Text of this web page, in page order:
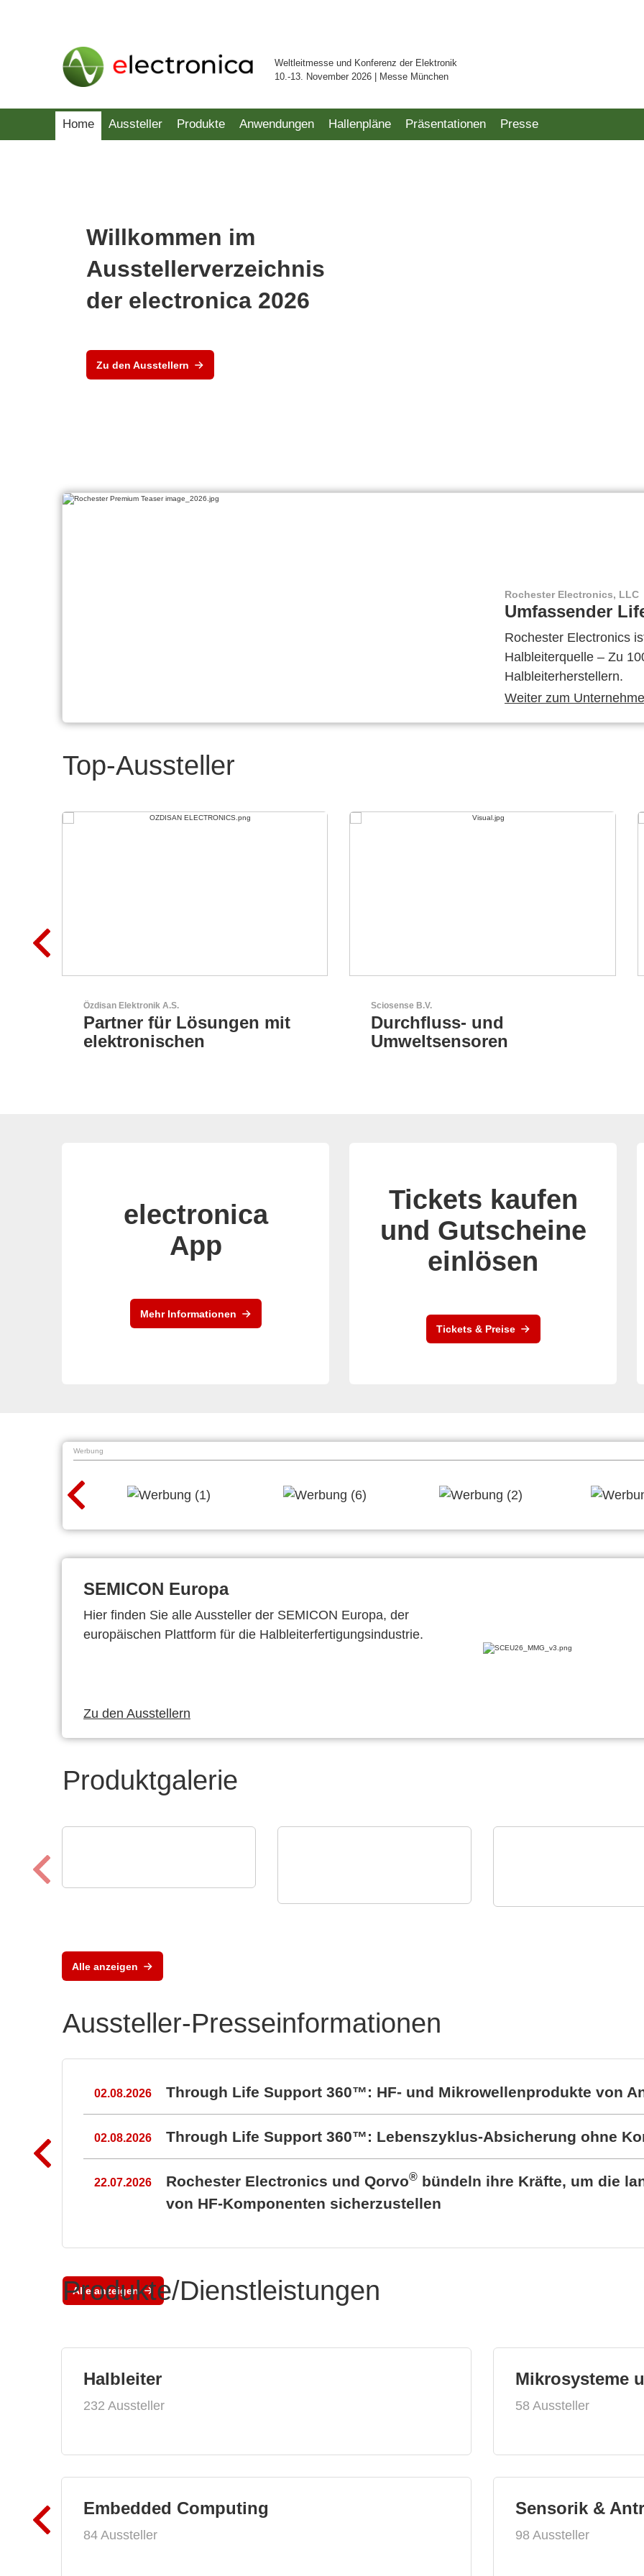
Weltleitmesse und Konferenz der Elektronik
10.-13. November 2026 | Messe München
Home Aussteller Produkte Anwendungen Hallenpläne Präsentationen Presse
Willkommen im
Ausstellerverzeichnis
der electronica 2026
Zu den Ausstellern
Rochester Electronics, LLC
Umfassender
Rochester Electronics
Halbleiterquelle – Zu
Halbleiterherstellern.
Weiter zum
Top-Aussteller
Sciosense B.V.
Durchfluss- und
Umweltsensoren
RECOM Power GmbH
AC/DC- & DC/DC-Wandler
electronica
App
Mehr Informationen
Tickets kaufen
und Gutscheine
einlösen
Tickets & Preise
Werbung
SEMICON Europa
Hier finden Sie alle Aussteller der SEMICON Europa, der
europäischen Plattform für die Halbleiterfertigungsindustrie.
Zu den Ausstellern
Produktgalerie
Alle anzeigen
Aussteller-Presseinformationen
02.08.2026 Through Life Support 360™: HF- und Mikrowellenprodukte von
02.08.2026 Through Life Support 360™: Lebenszyklus-Absicherung ohne
22.07.2026 Rochester Electronics und Qorvo® bündeln ihre Kräfte, um die
von HF-Komponenten sicherzustellen
Alle anzeigen
Produkte/Dienstleistungen
Halbleiter
232 Aussteller
Embedded Computing
84 Aussteller
Mikrosysteme
58 Aussteller
Sensorik &
98 Aussteller